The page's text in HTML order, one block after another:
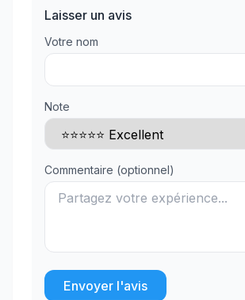
Laisser un avis
Votre nom
Note
Commentaire (optionnel)
Envoyer l'avis